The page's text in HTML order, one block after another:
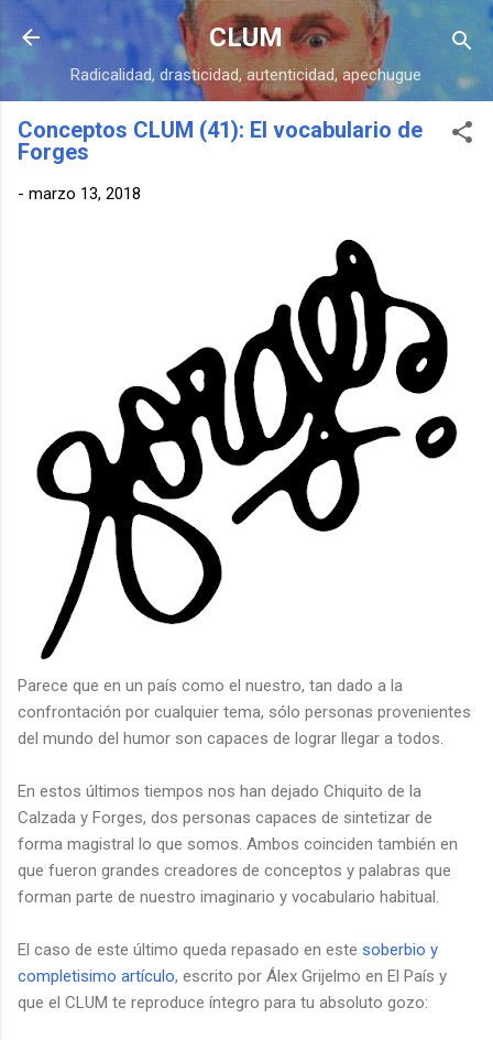
Ir al contenido principal
CLUM
Radicalidad, drasticidad, autenticidad, apechugue
Conceptos CLUM (41): El vocabulario de
Forges
- marzo 13, 2018
Parece que en un país como el nuestro, tan dado a la
confrontación por cualquier tema, sólo personas provenientes
del mundo del humor son capaces de lograr llegar a todos.
En estos últimos tiempos nos han dejado Chiquito de la
Calzada y Forges, dos personas capaces de sintetizar de
forma magistral lo que somos. Ambos coinciden también en
que fueron grandes creadores de conceptos y palabras que
forman parte de nuestro imaginario y vocabulario habitual.
El caso de este último queda repasado en este soberbio y
completisimo artículo, escrito por Álex Grijelmo en El País y
que el CLUM te reproduce íntegro para tu absoluto gozo: